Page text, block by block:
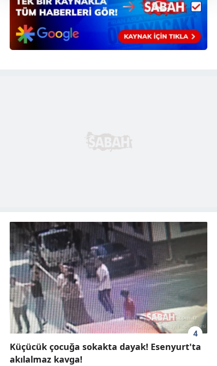
Her halükârda, kullanıcılar, bu çerezlere izin vermedikleri
takdirde, kullanıcılara hedefli reklamlar
gösterilmeyecektir."
reklam/pazarlama faaliyetlerinin yapılması, amaçlarıyla
sınırlı olarak açık rızanız dahilinde kullanılacaktır.
6698 sayılı Kişisel Verilerin Korunması Kanunu uyarınca
hazırlanmış Aydınlatma Metnimizi okumak ve sitemizde
ilgili mevzuata uygun olarak kullanılan çerezlerle ilgili bilgi
almak için lütfentıklayınız.
4
Küçücük çocuğa sokakta dayak! Esenyurt'ta
akılalmaz kavga!